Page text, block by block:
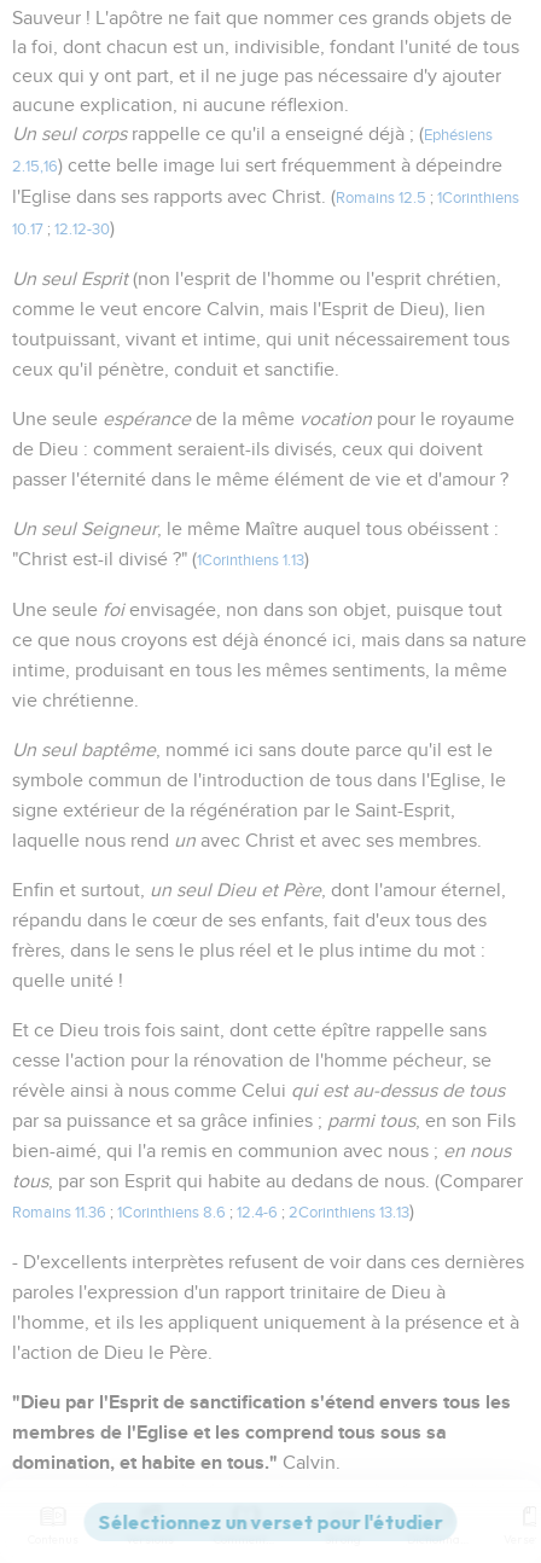
Sauveur ! L'apôtre ne fait que nommer ces grands objets de
la foi, dont chacun est un, indivisible, fondant l'unité de tous
ceux qui y ont part, et il ne juge pas nécessaire d'y ajouter
aucune explication, ni aucune réflexion.
Un seul corpsrappelle ce qu'il a enseigné déjà ; (Ephésiens
2.15,16) cette belle image lui sert fréquemment à dépeindre
l'Eglise dans ses rapports avec Christ. (Romains 12.5 ; 1Corinthiens
10.17 ; 12.12-30)
Un seul Esprit(non l'esprit de l'homme ou l'esprit chrétien,
comme le veut encore Calvin, mais l'Esprit de Dieu), lien
toutpuissant, vivant et intime, qui unit nécessairement tous
ceux qu'il pénètre, conduit et sanctifie.
Une seule espérancede la même vocation pour le royaume
de Dieu : comment seraient-ils divisés, ceux qui doivent
passer l'éternité dans le même élément de vie et d'amour ?
Un seul Seigneur, le même Maître auquel tous obéissent :
"Christ est-il divisé ?" (1Corinthiens 1.13)
Une seule foienvisagée, non dans son objet, puisque tout
ce que nous croyons est déjà énoncé ici, mais dans sa nature
intime, produisant en tous les mêmes sentiments, la même
vie chrétienne.
Un seul baptême, nommé ici sans doute parce qu'il est le
symbole commun de l'introduction de tous dans l'Eglise, le
signe extérieur de la régénération par le Saint-Esprit,
laquelle nous rend un avec Christ et avec ses membres.
Enfin et surtout, un seul Dieu et Père, dont l'amour éternel,
répandu dans le cœur de ses enfants, fait d'eux tous des
frères, dans le sens le plus réel et le plus intime du mot :
quelle unité !
Et ce Dieu trois fois saint, dont cette épître rappelle sans
cesse l'action pour la rénovation de l'homme pécheur, se
révèle ainsi à nous comme Celui qui est au-dessus de tous
par sa puissance et sa grâce infinies ; parmi tous, en son Fils
bien-aimé, qui l'a remis en communion avec nous ; en nous
tous, par son Esprit qui habite au dedans de nous. (Comparer
Romains 11.36 ; 1Corinthiens 8.6 ; 12.4-6 ; 2Corinthiens 13.13)
- D'excellents interprètes refusent de voir dans ces dernières
paroles l'expression d'un rapport trinitaire de Dieu à
l'homme, et ils les appliquent uniquement à la présence et à
l'action de Dieu le Père.
"Dieu par l'Esprit de sanctification s'étend envers tous les
membres de l'Eglise et les comprend tous sous sa
domination, et habite en tous." Calvin.
En faveur de cette explication, on peut remarquer que la
préposition que nous traduisons parparmi, n'a pas le sens
Versions Commentaires Strong